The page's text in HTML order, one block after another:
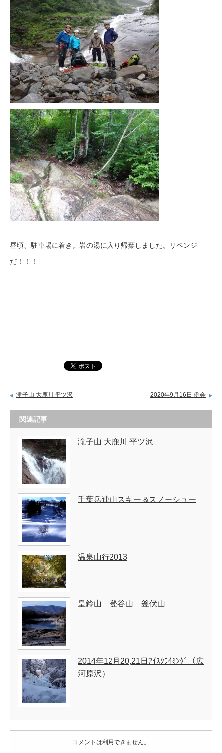
昼頃、駐車場に着き。岩の湯に入り帰葉しました。リベンジ
だ！！！
滝子山 大鹿川 平ツ沢 2020年9月16日 例会
関連記事
滝子山 大鹿川 平ツ沢
千葉岳連山スキー &スノーシュー
温泉山行2013
皇鈴山 登谷山 釜伏山
2014年12月20,21日ｱｲｽｸﾗｲﾐﾝｸﾞ（広
河原沢）
コメントは利用できません。